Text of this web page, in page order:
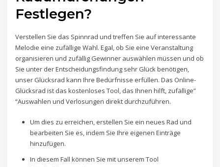
Festlegen?
Verstellen Sie das Spinnrad und treffen Sie auf interessante
Melodie eine zufällige Wahl. Egal, ob Sie eine Veranstaltung
organisieren und zufällig Gewinner auswählen müssen und ob
Sie unter der Entscheidungsfindung sehr Glück benötigen,
unser Glücksrad kann Ihre Bedürfnisse erfüllen. Das Online-
Glücksrad ist das kostenloses Tool, das Ihnen hilft, zufällige”
“Auswahlen und Verlosungen direkt durchzuführen.
Um dies zu erreichen, erstellen Sie ein neues Rad und
bearbeiten Sie es, indem Sie Ihre eigenen Einträge
hinzufügen.
In diesem Fall können Sie mit unserem Tool